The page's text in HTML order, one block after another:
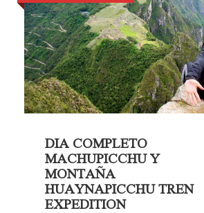
DIA COMPLETO
MACHUPICCHU Y
MONTAÑA
HUAYNAPICCHU TREN
EXPEDITION